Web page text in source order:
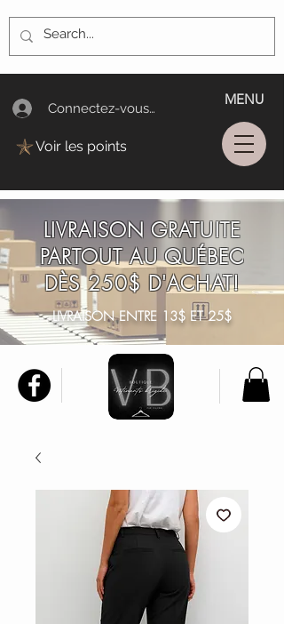
Connectez-vous/Log In
MENU
Voir les points
LIVRAISON GRATUITE
PARTOUT AU QUÉBEC
DÈS 250$ D'ACHAT!
LIVRAISON ENTRE 13$ ET 25$